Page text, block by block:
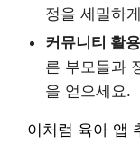
정을 세밀하
커뮤니티 활
른 부모들과
을 얻으세요.
이처럼 육아 앱